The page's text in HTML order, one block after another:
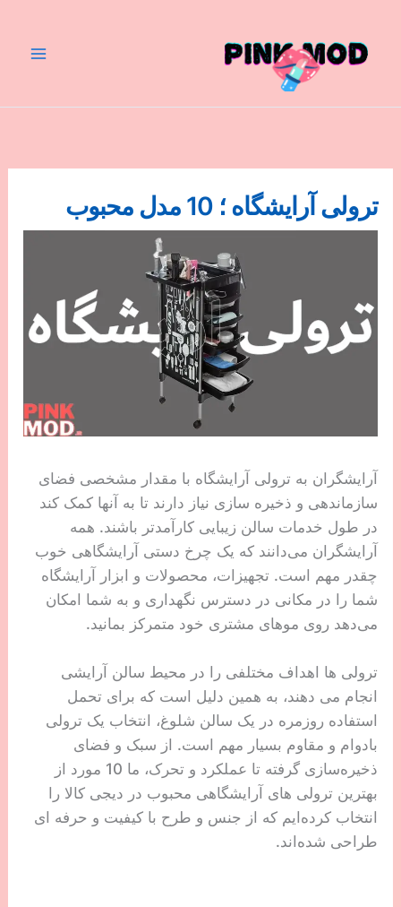
محتوا
ترولی آرایشگاه ؛ 10 مدل محبوب
آرایشگران به ترولی آرایشگاه با مقدار مشخصی فضای
سازماندهی و ذخیره سازی نیاز دارند تا به آنها کمک کند
در طول خدمات سالن زیبایی کارآمدتر باشند. همه
آرایشگران می‌دانند که یک چرخ دستی آرایشگاهی خوب
چقدر مهم است. تجهیزات، محصولات و ابزار آرایشگاه
شما را در مکانی در دسترس نگهداری و به شما امکان
می‌دهد روی موهای مشتری خود متمرکز بمانید.
ترولی ها اهداف مختلفی را در محیط سالن آرایشی
انجام می دهند، به همین دلیل است که برای تحمل
استفاده روزمره در یک سالن شلوغ، انتخاب یک ترولی
بادوام و مقاوم بسیار مهم است. از سبک و فضای
ذخیره‌سازی گرفته تا عملکرد و تحرک، ما 10 مورد از
بهترین ترولی های آرایشگاهی محبوب در دیجی کالا را
انتخاب کرده‌ایم که از جنس و طرح با کیفیت و حرفه‌ ای
طراحی شده‌اند.